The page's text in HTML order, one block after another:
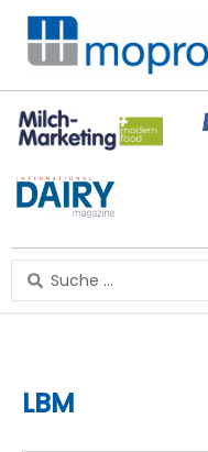
Zum
Inhalt
springen
Search
...
LBM